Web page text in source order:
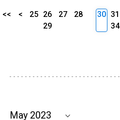
<< < 25 26 27
28
29
30 31
34